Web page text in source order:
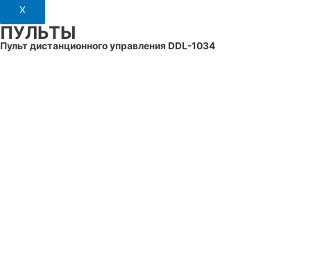
X
ПУЛЬТЫ
Пульт дистанционного управления DDL-1034